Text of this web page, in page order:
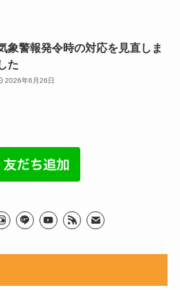
象警報発令時の対応を見直しま
た
2026年6月26日